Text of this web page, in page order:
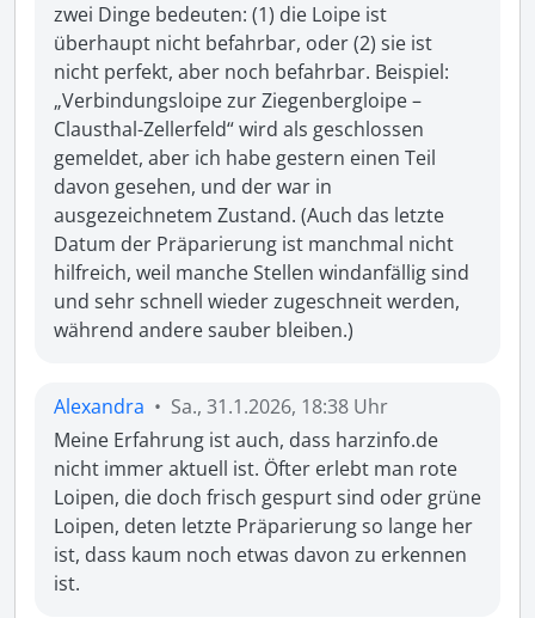
zwei Dinge bedeuten: (1) die Loipe ist
überhaupt nicht befahrbar, oder (2) sie ist
nicht perfekt, aber noch befahrbar. Beispiel:
„Verbindungsloipe zur Ziegenbergloipe –
Clausthal-Zellerfeld“ wird als geschlossen
gemeldet, aber ich habe gestern einen Teil
davon gesehen, und der war in
ausgezeichnetem Zustand. (Auch das letzte
Datum der Präparierung ist manchmal nicht
hilfreich, weil manche Stellen windanfällig sind
und sehr schnell wieder zugeschneit werden,
während andere sauber bleiben.)
Alexandra • Sa., 31.1.2026, 18:38 Uhr
Meine Erfahrung ist auch, dass harzinfo.de
nicht immer aktuell ist. Öfter erlebt man rote
Loipen, die doch frisch gespurt sind oder grüne
Loipen, deten letzte Präparierung so lange her
ist, dass kaum noch etwas davon zu erkennen
ist.